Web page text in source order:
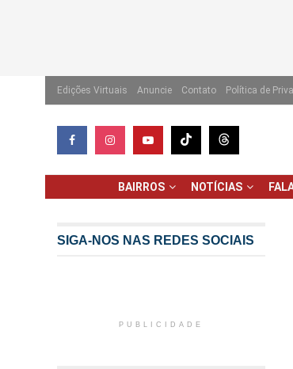
Edições Virtuais Anuncie Contato Política de
BAIRROS NOTÍCIAS
SIGA-NOS NAS REDES SOCIAIS
PUBLICIDADE